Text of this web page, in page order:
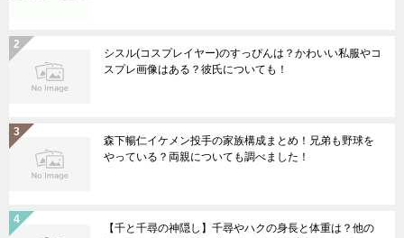
シスル(コスプレイヤー)のすっぴんは？かわいい私服やコ
スプレ画像はある？彼氏についても！
森下暢仁イケメン投手の家族構成まとめ！兄弟も野球を
やっている？両親についても調べました！
【千と千尋の神隠し】千尋やハクの身長と体重は？他の